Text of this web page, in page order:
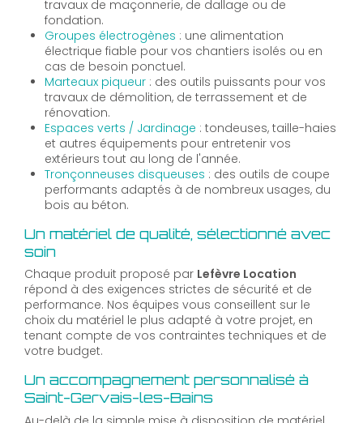
travaux de maçonnerie, de dallage ou de
fondation.
Groupes électrogènes : une alimentation
électrique fiable pour vos chantiers isolés ou en
cas de besoin ponctuel.
Marteaux piqueur : des outils puissants pour vos
travaux de démolition, de terrassement et de
rénovation.
Espaces verts / Jardinage : tondeuses, taille-haies
et autres équipements pour entretenir vos
extérieurs tout au long de l'année.
Tronçonneuses disqueuses : des outils de coupe
performants adaptés à de nombreux usages, du
bois au béton.
Un matériel de qualité, sélectionné avec
soin
Chaque produit proposé par Lefèvre Location
répond à des exigences strictes de sécurité et de
performance. Nos équipes vous conseillent sur le
choix du matériel le plus adapté à votre projet, en
tenant compte de vos contraintes techniques et de
votre budget.
Un accompagnement personnalisé à
Saint-Gervais-les-Bains